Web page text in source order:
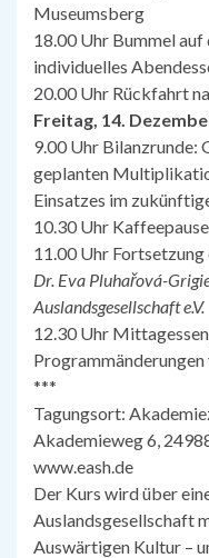
Museumsberg
18.00 Uhr Bummel
individuelles
20.00 Uhr Rückfahrt
Freitag, 14.
9.00 Uhr Bilanzrunde:
geplanten
Einsatzes im
10.30 Uhr Kaffeepause
11.00 Uhr
Dr. Eva Pluhařová-
Auslandsgesellschaft e.V.
12.30 Uhr
***
Tagungsort:
Akademieweg 6,
www.eash.de
Der Kurs wird über
Auslandsgesellschaft
Auswärtigen Kultur –